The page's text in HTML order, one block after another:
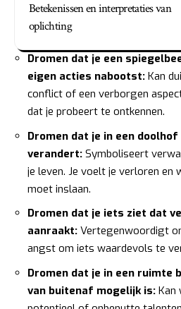
Betekenissen en interpretaties van
oplichting
Dromen dat je een
eigen acties nabootst: Kan
conflict of een verborgen
dat je probeert te ontkennen.
Dromen dat je in een
verandert: Symboliseert
je leven. Je voelt je verloren en
moet inslaan.
Dromen dat je iets ziet dat
aanraakt: Vertegenwoordigt
angst om iets waardevols te
Dromen dat je in een ruimte
van buitenaf mogelijk is: Kan